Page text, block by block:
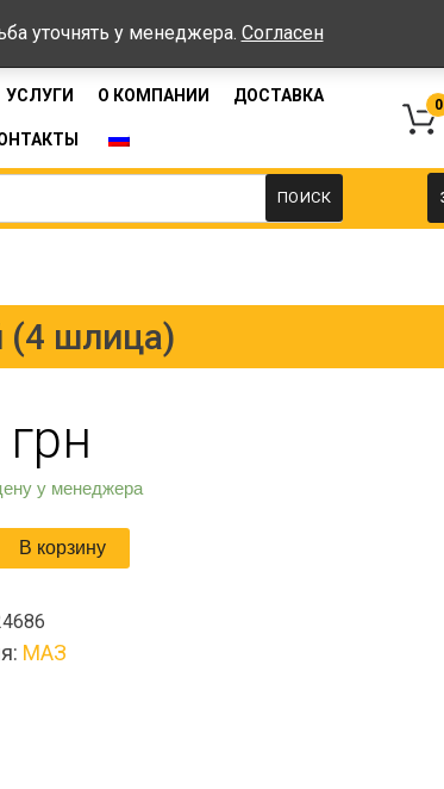
Время работы: Пн-Пт: 08:00-17:00,
УСЛУГИ О КОМПАНИИ ДОСТАВКА 0
ПОИСК
(4 шлица)
грн
у менеджера
В корзину
МАЗ
уточнять у менеджера. Согласен